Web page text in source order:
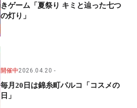
きゲーム「夏祭り キミと辿った七つ
の灯り」
開催中2026.04.20
毎月20日は錦糸町パルコ「コスメの
日」